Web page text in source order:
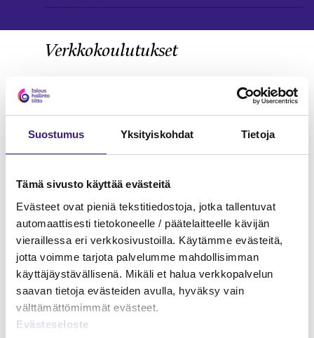
Suostumus Yksityiskohdat Tietoja
Tämä sivusto käyttää evästeitä
Evästeet ovat pieniä tekstitiedostoja, jotka tallentuvat
automaattisesti tietokoneelle / päätelaitteelle kävijän
vieraillessa eri verkkosivustoilla. Käytämme evästeitä,
jotta voimme tarjota palvelumme mahdollisimman
käyttäjäystävällisenä. Mikäli et halua verkkopalvelun
saavan tietoja evästeiden avulla, hyväksy vain
välttämättömimmät evästeet.
Evästeseloste
Verkkokoulutukset